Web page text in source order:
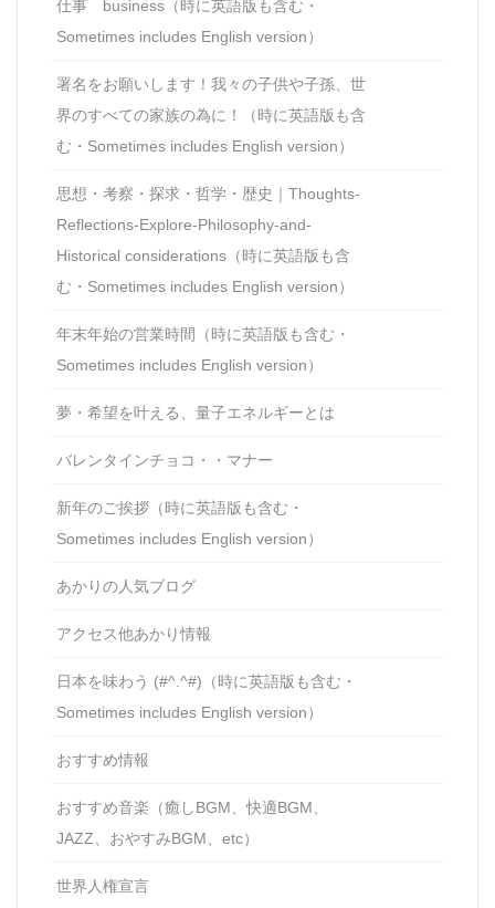
仕事 business（時に英語版も含む・
Sometimes includes English version）
署名をお願いします！我々の子供や子孫、世
界のすべての家族の為に！（時に英語版も含
む・Sometimes includes English version）
思想・考察・探求・哲学・歴史｜Thoughts-
Reflections-Explore-Philosophy-and-
Historical considerations（時に英語版も含
む・Sometimes includes English version）
年末年始の営業時間（時に英語版も含む・
Sometimes includes English version）
夢・希望を叶える、量子エネルギーとは
バレンタインチョコ・・マナー
新年のご挨拶（時に英語版も含む・
Sometimes includes English version）
あかりの人気ブログ
アクセス他あかり情報
日本を味わう (#^.^#)（時に英語版も含む・
Sometimes includes English version）
おすすめ情報
おすすめ音楽（癒しBGM、快適BGM、
JAZZ、おやすみBGM、etc）
世界人権宣言